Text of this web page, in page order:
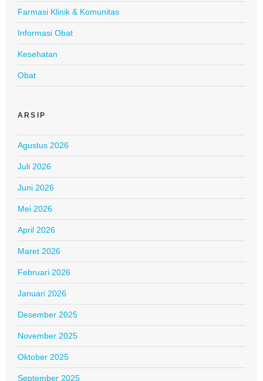
Farmasi Klinik & Komunitas
Informasi Obat
Kesehatan
Obat
ARSIP
Agustus 2026
Juli 2026
Juni 2026
Mei 2026
April 2026
Maret 2026
Februari 2026
Januari 2026
Desember 2025
November 2025
Oktober 2025
September 2025